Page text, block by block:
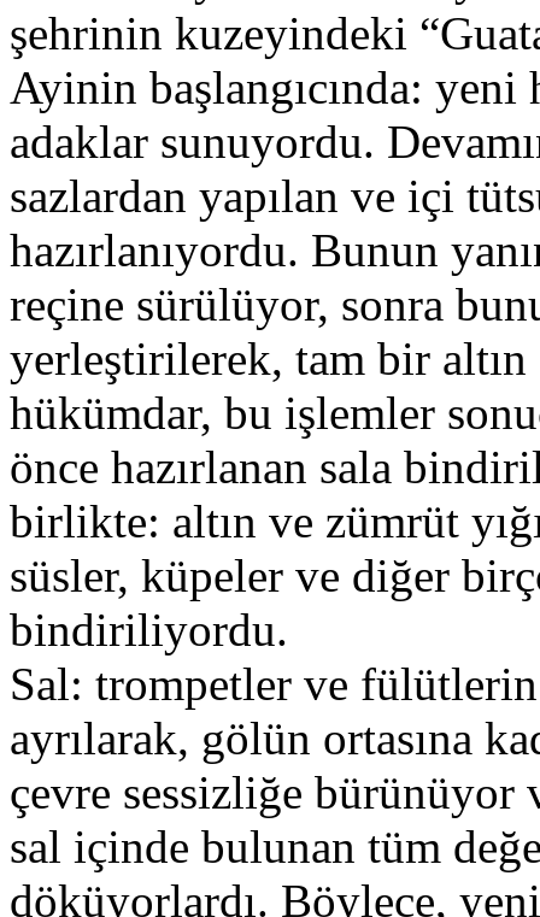
şehrinin kuzeyindeki
Ayinin başlangıcında: yeni
adaklar sunuyordu.
sazlardan yapılan ve içi
hazırlanıyordu. Bunun
reçine sürülüyor, sonra
yerleştirilerek, tam bir altın
hükümdar, bu işlemler
önce hazırlanan sala
birlikte: altın ve zümrüt
süsler, küpeler ve diğer
bindiriliyordu.
Sal: trompetler ve fülütlerin
ayrılarak, gölün ortasına
çevre sessizliğe bürünüyor
sal içinde bulunan tüm
döküyorlardı. Böylece,